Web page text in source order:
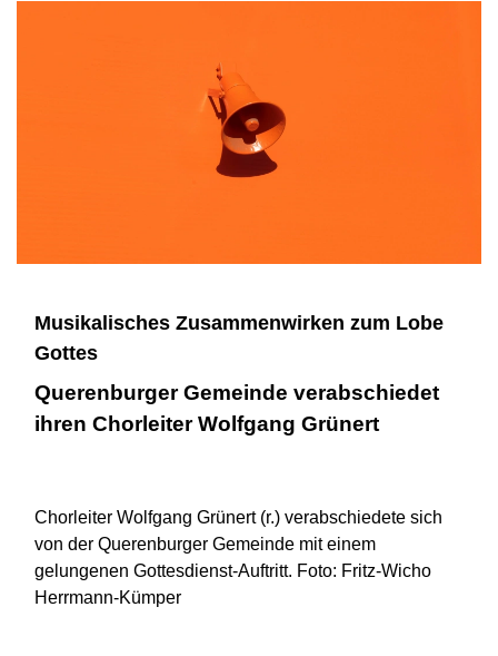
Musikalisches Zusammenwirken zum Lobe
Gottes
Querenburger Gemeinde verabschiedet
ihren Chorleiter Wolfgang Grünert
Chorleiter Wolfgang Grünert (r.) verabschiedete sich
von der Querenburger Gemeinde mit einem
gelungenen Gottesdienst-Auftritt. Foto: Fritz-Wicho
Herrmann-Kümper